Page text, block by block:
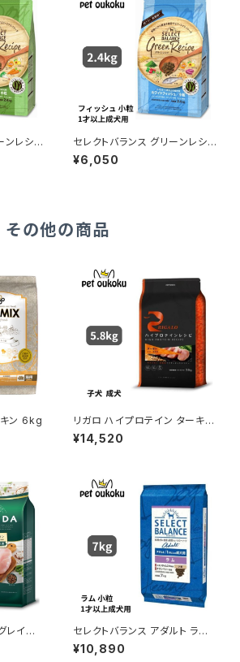
ンレシピ
1才以
セレクトバランス グリーンレシピ
ホワイトフィッシュ 小粒 アダルト
1才以上 成犬用 2.4kg 45418
¥6,050
その他の商品
キン 6kg
リガロ ハイプロテイン ターキー
子犬 成犬用 5.8kg ドッグフー
ド グレインフリー
¥14,520
レイン
犬用
セレクトバランス アダルト ラム
小粒 １才以上の成犬用 7kg
¥10,890